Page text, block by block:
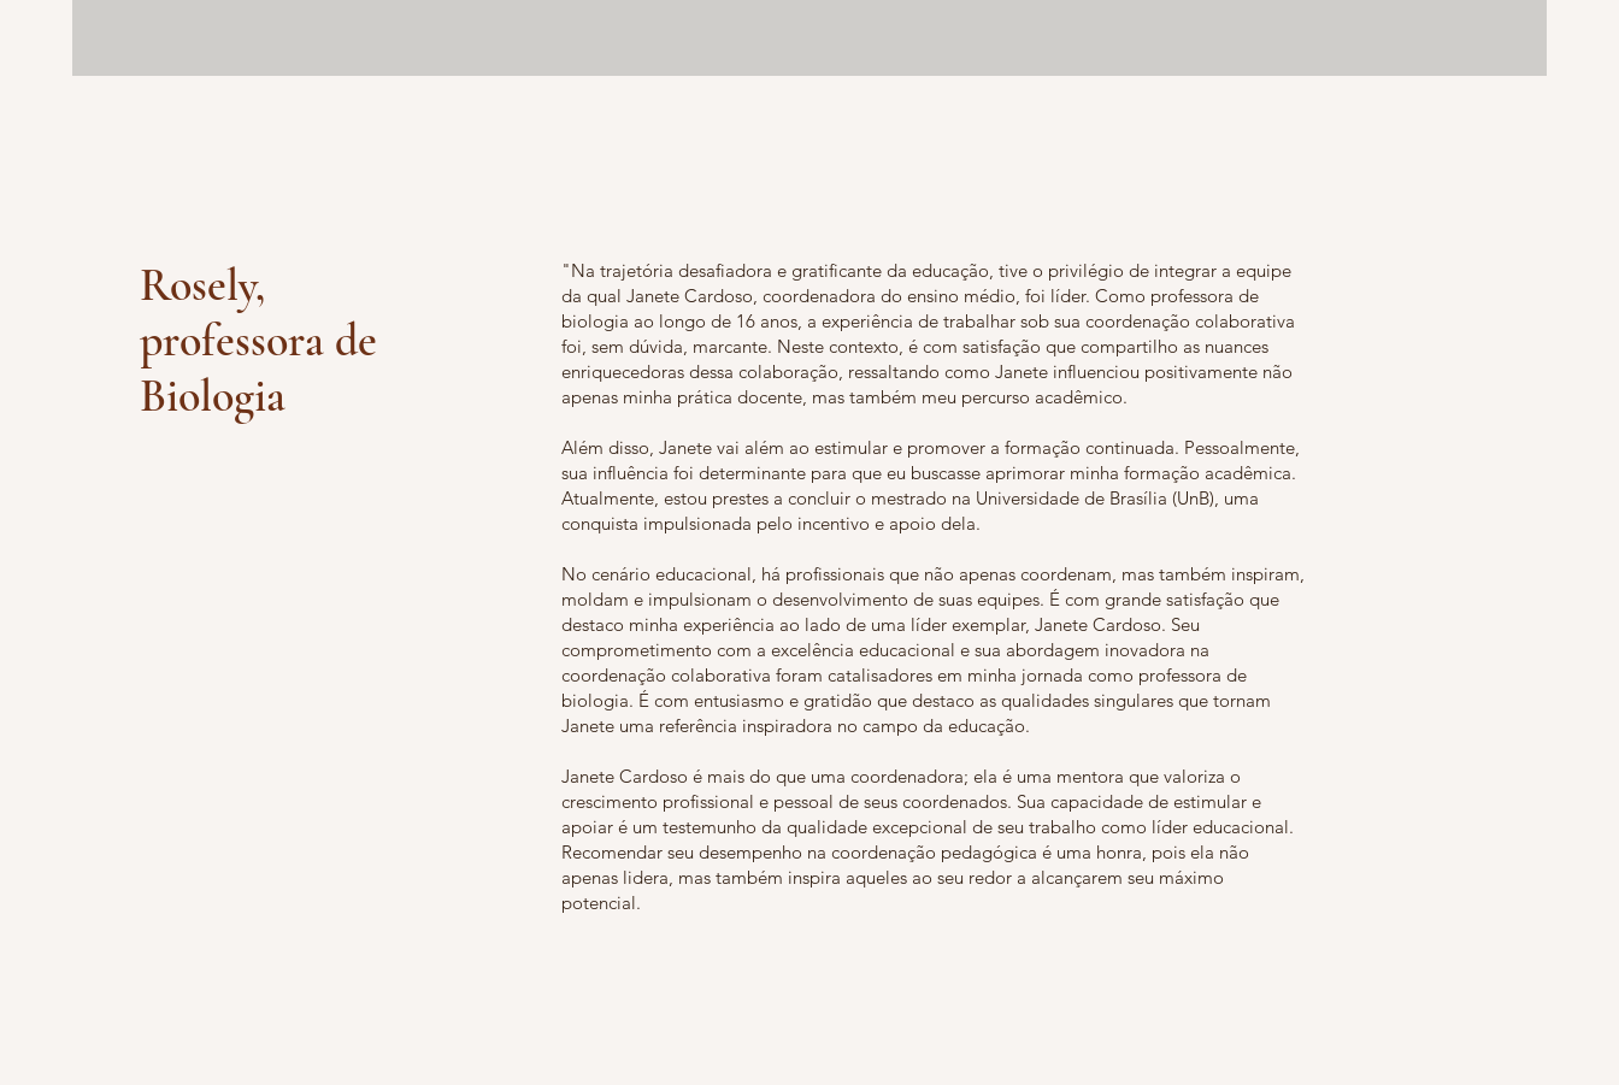
Rosely,
professora de
Biologia
"Na trajetória desafiadora e gratificante da educação, tive o privilégio de integrar a equipe
da qual Janete Cardoso, coordenadora do ensino médio, foi líder. Como professora de
biologia ao longo de 16 anos, a experiência de trabalhar sob sua coordenação colaborativa
foi, sem dúvida, marcante. Neste contexto, é com satisfação que compartilho as nuances
enriquecedoras dessa colaboração, ressaltando como Janete influenciou positivamente não
apenas minha prática docente, mas também meu percurso acadêmico.
Além disso, Janete vai além ao estimular e promover a formação continuada. Pessoalmente,
sua influência foi determinante para que eu buscasse aprimorar minha formação acadêmica.
Atualmente, estou prestes a concluir o mestrado na Universidade de Brasília (UnB), uma
conquista impulsionada pelo incentivo e apoio dela.
No cenário educacional, há profissionais que não apenas coordenam, mas também inspiram,
moldam e impulsionam o desenvolvimento de suas equipes. É com grande satisfação que
destaco minha experiência ao lado de uma líder exemplar, Janete Cardoso. Seu
comprometimento com a excelência educacional e sua abordagem inovadora na
coordenação colaborativa foram catalisadores em minha jornada como professora de
biologia. É com entusiasmo e gratidão que destaco as qualidades singulares que tornam
Janete uma referência inspiradora no campo da educação.
Janete Cardoso é mais do que uma coordenadora; ela é uma mentora que valoriza o
crescimento profissional e pessoal de seus coordenados. Sua capacidade de estimular e
apoiar é um testemunho da qualidade excepcional de seu trabalho como líder educacional.
Recomendar seu desempenho na coordenação pedagógica é uma honra, pois ela não
apenas lidera, mas também inspira aqueles ao seu redor a alcançarem seu máximo
potencial.